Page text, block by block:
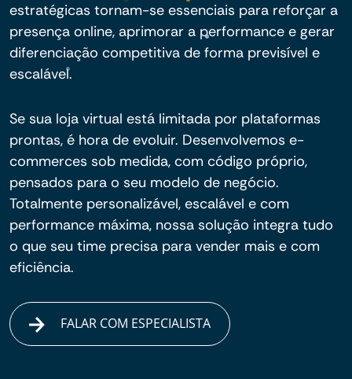
estratégicas tornam-se essenciais para reforçar a
presença online, aprimorar a performance e gerar
diferenciação competitiva de forma previsível e
escalável.
Se sua loja virtual está limitada por plataformas
prontas, é hora de evoluir. Desenvolvemos e-
commerces sob medida, com código próprio,
pensados para o seu modelo de negócio.
Totalmente personalizável, escalável e com
performance máxima, nossa solução integra tudo
o que seu time precisa para vender mais e com
eficiência.
FALAR COM ESPECIALISTA